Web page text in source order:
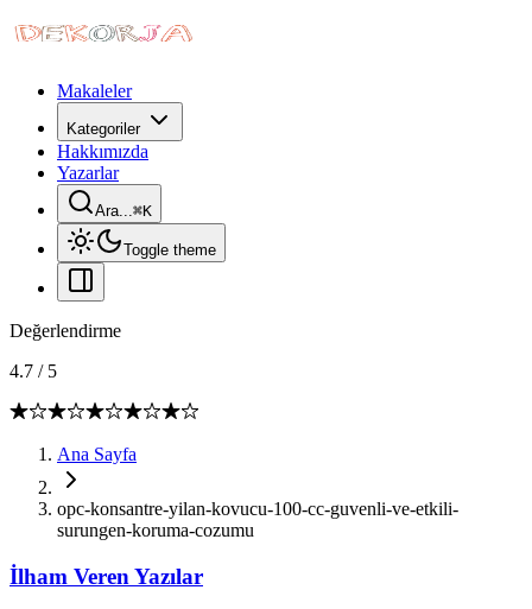
Makaleler
Kategoriler
Hakkımızda
Yazarlar
Ara...⌘K
Toggle theme
Değerlendirme
4.7 / 5
Ana Sayfa
opc-konsantre-yilan-kovucu-100-cc-guvenli-ve-etkili-
surungen-koruma-cozumu
İlham Veren Yazılar